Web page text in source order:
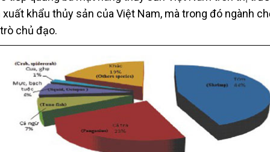
khẩu thủy sản của Việt Nam, mà trong đó ngành
chủ đạo.